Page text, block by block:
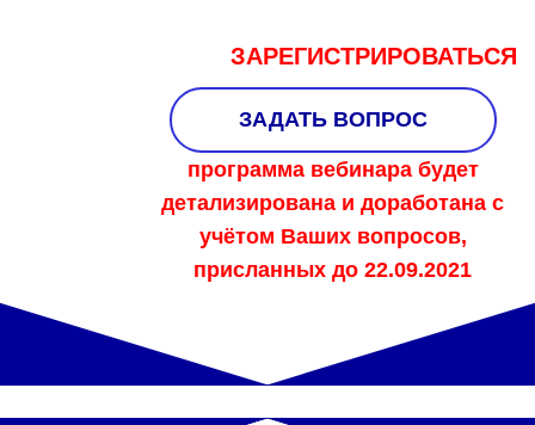
ЗАРЕГИСТРИРОВАТЬСЯ
ЗАДАТЬ ВОПРОС
программа вебинара будет
детализирована и доработана с
учётом Ваших вопросов,
присланных до 22.09.2021